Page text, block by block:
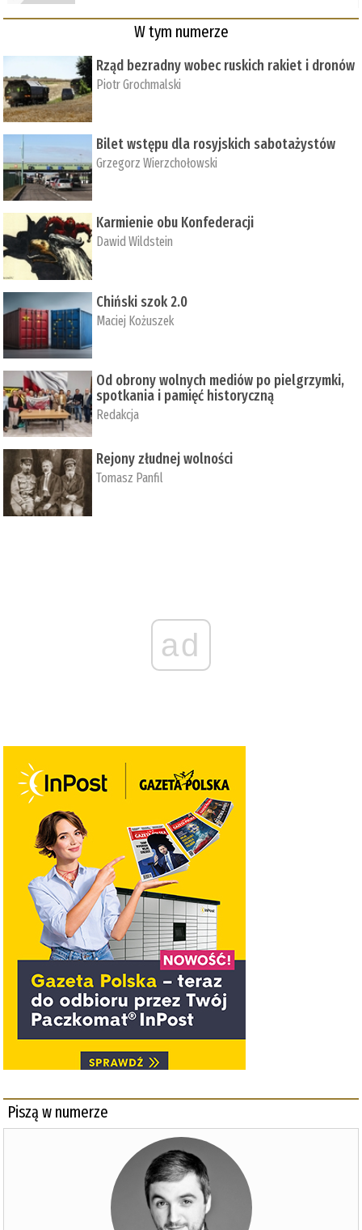
W tym numerze
Rząd bezradny wobec ruskich rakiet i dronów
Piotr Grochmalski
Bilet wstępu dla rosyjskich sabotażystów
Grzegorz Wierzchołowski
Karmienie obu Konfederacji
Dawid Wildstein
Chiński szok 2.0
Maciej Kożuszek
Od obrony wolnych mediów po pielgrzymki,
spotkania i pamięć historyczną
Redakcja
Rejony złudnej wolności
Tomasz Panfil
ad
Piszą w numerze